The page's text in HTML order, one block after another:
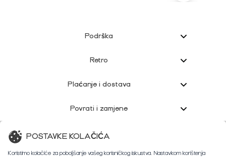
Podrška
Retro
Plaćanje i dostava
Povrati i zamjene
Korisnička podrška
POSTAVKE KOLAČIĆA
Koristimo kolačiće za poboljšanje vašeg korisničkog iskustva. Nastavkom korištenja